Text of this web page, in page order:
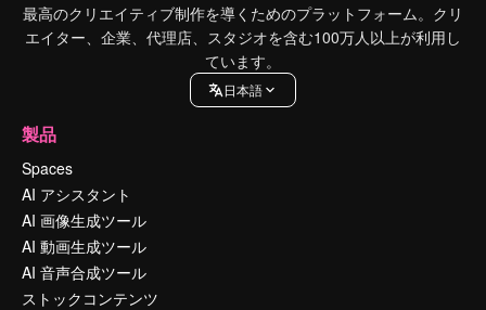
最高のクリエイティブ制作を導くためのプラットフォーム。クリ
エイター、企業、代理店、スタジオを含む100万人以上が利用し
ています。
日本語
製品
Spaces
AI アシスタント
AI 画像生成ツール
AI 動画生成ツール
AI 音声合成ツール
ストックコンテンツ